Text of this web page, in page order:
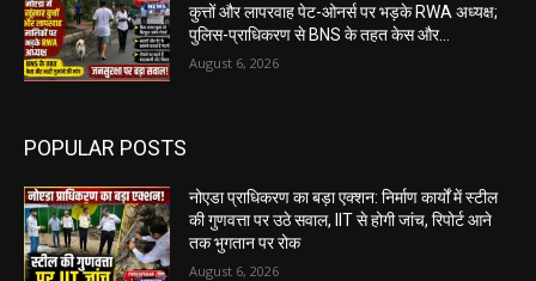
कुत्तों और लापरवाह पेट-ओनर्स पर भड़के RWA अध्यक्ष;
पुलिस-प्राधिकरण से BNS के तहत केस और...
August 6, 2026
POPULAR POSTS
नोएडा प्राधिकरण का बड़ा एक्शन: निर्माण कार्यों में स्टील
की गुणवत्ता पर उठे सवाल, IIT से होगी जांच, रिपोर्ट आने
तक भुगतान पर रोक
August 6, 2026